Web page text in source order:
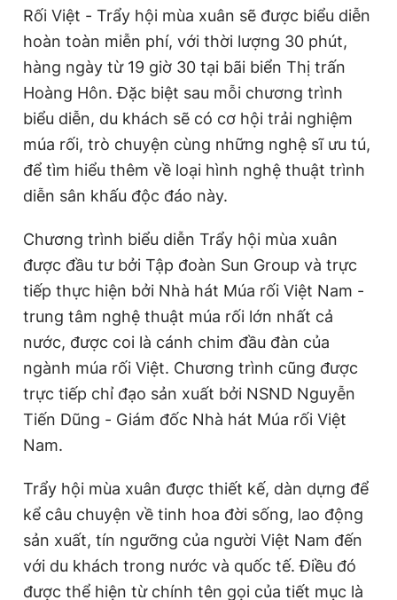
Giấy phép xuất bản số 110/GP - BTTTT cấp ngày 24.3.2020
© 2003-2026 Bản quyền thuộc về Báo Thanh Niên. Cấm sao
chép dưới mọi hình thức nếu không có sự chấp thuận bằng văn
bản. Phát triển bởi ePi Technologies, JSC.
Rối Việt - Trẩy hội mùa xuân sẽ được biểu diễn
hoàn toàn miễn phí, với thời lượng 30 phút,
hàng ngày từ 19 giờ 30 tại bãi biển Thị trấn
Hoàng Hôn. Đặc biệt sau mỗi chương trình
biểu diễn, du khách sẽ có cơ hội trải nghiệm
múa rối, trò chuyện cùng những nghệ sĩ ưu tú,
để tìm hiểu thêm về loại hình nghệ thuật trình
diễn sân khấu độc đáo này.
Chương trình biểu diễn Trẩy hội mùa xuân
được đầu tư bởi Tập đoàn Sun Group và trực
tiếp thực hiện bởi Nhà hát Múa rối Việt Nam -
trung tâm nghệ thuật múa rối lớn nhất cả
nước, được coi là cánh chim đầu đàn của
ngành múa rối Việt. Chương trình cũng được
trực tiếp chỉ đạo sản xuất bởi NSND Nguyễn
Tiến Dũng - Giám đốc Nhà hát Múa rối Việt
Nam.
Trẩy hội mùa xuân được thiết kế, dàn dựng để
kể câu chuyện về tinh hoa đời sống, lao động
sản xuất, tín ngưỡng của người Việt Nam đến
với du khách trong nước và quốc tế. Điều đó
được thể hiện từ chính tên gọi của tiết mục là